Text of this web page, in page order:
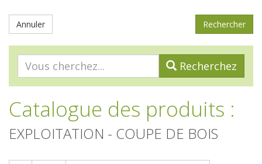
Annuler
Recherchez
Catalogue des produits :
EXPLOITATION - COUPE DE BOIS